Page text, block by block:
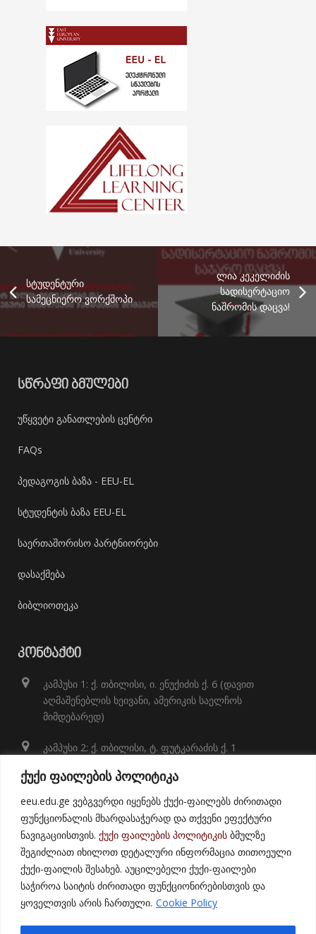
ქუქი ფაილების პოლიტიკა
eeu.edu.ge ვებგვერდი იყენებს ქუქი-ფაილებს ძირითადი
ფუნქციონალის მხარდასაჭერად და თქვენი ეფექტური
ნავიგაციისთვის. ქუქი ფაილების პოლიტიკის ბმულზე
შეგიძლიათ იხილოთ დეტალური ინფორმაცია თითოეული
ქუქი-ფაილის შესახებ. აუცილებელი ქუქი-ფაილები
საჭიროა საიტის ძირითადი ფუნქციონირებისთვის და
ყოველთვის არის ჩართული. Cookie Policy
სტუდენტური
სამეცნიერო ვორქშოპი
ლია კეკელიძის
სადისერტაციო
ნაშრომის დაცვა!
ᲡᲬᲠᲐᲤᲘ ᲑᲛᲣᲚᲔᲑᲘ
უწყვეტი განათლების ცენტრი
FAQs
პედაგოგის ბაზა - EEU-EL
სტუდენტის ბაზა EEU-EL
საერთაშორისო პარტნიორები
დასაქმება
ბიბლიოთეკა
ᲙᲝᲜᲢᲐᲥᲢᲘ
კამპუსი 1: ქ. თბილისი, ი. ენუქიძის ქ. 6 (დავით
აღმაშენებლის ხეივანი, ამერიკის საელჩოს
მიმდებარედ)
კამპუსი 2: ქ. თბილისი, ტ. ფუტკარაძის ქ. 1
+995 32 248 01 41;
info@eeu.edu.ge